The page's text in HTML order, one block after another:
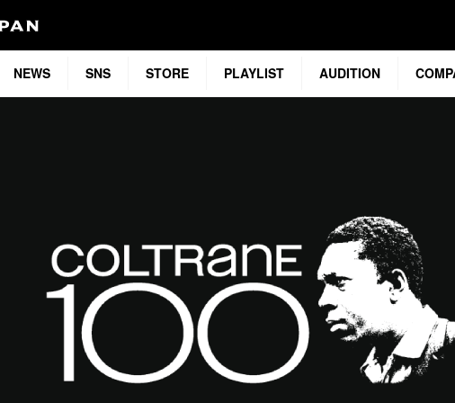
NEWS SNS STORE PLAYLIST AUDITION